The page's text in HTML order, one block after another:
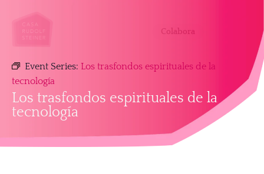
Colabora
Event Series: Los trasfondos espirituales de la
tecnología
Los trasfondos espirituales de la
tecnología